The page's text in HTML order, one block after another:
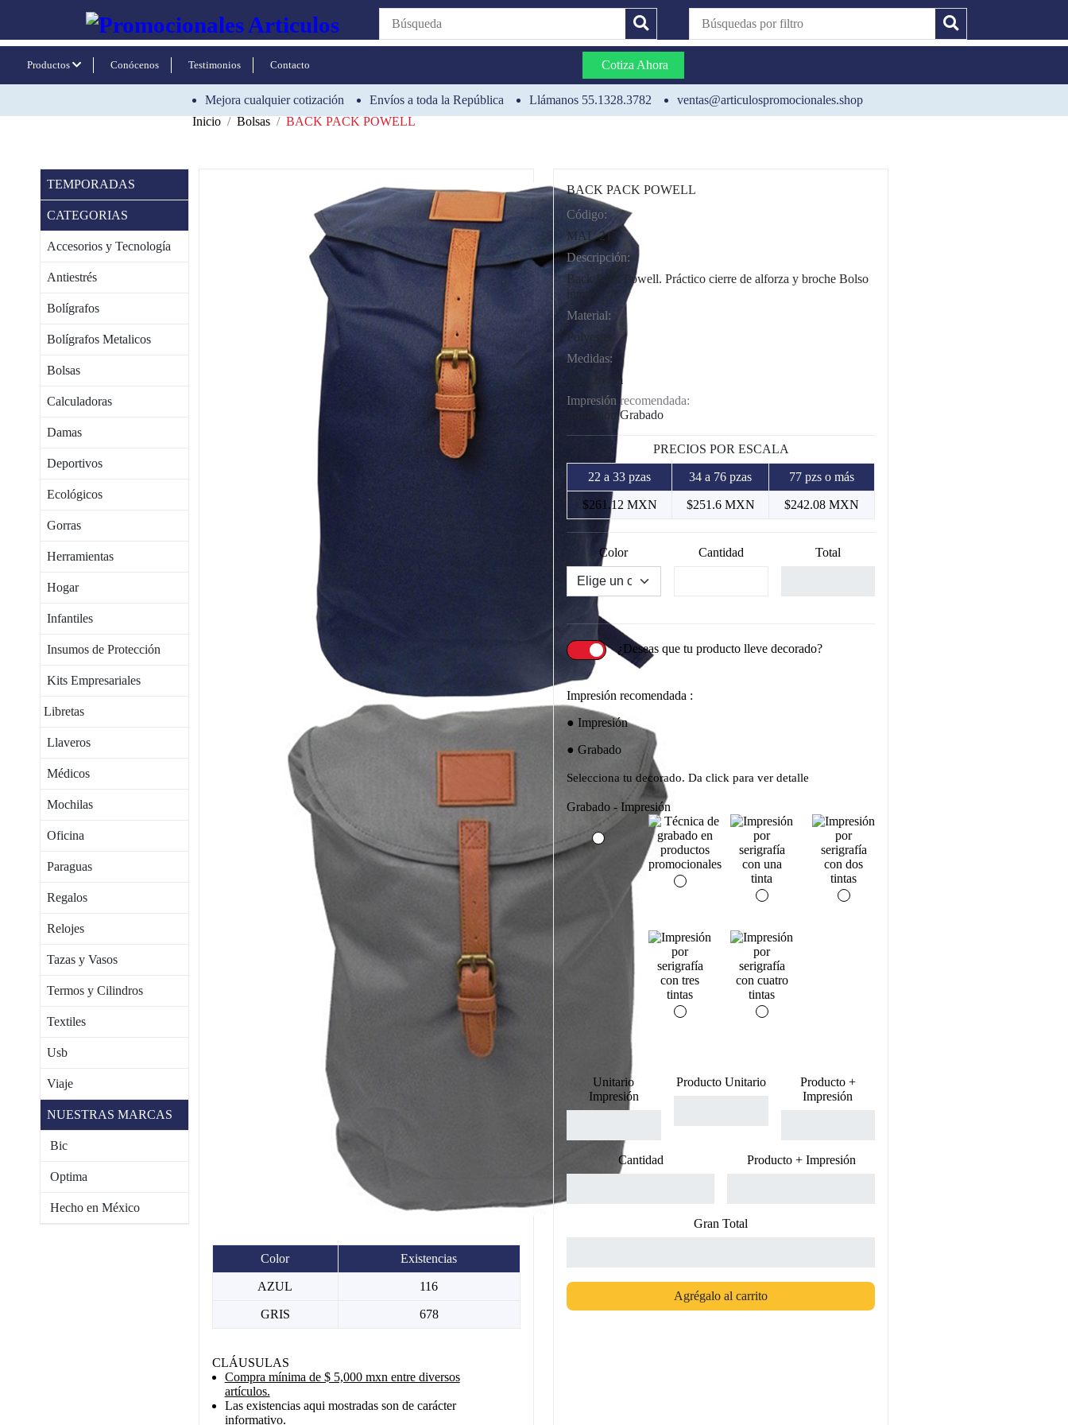
Productos Conócenos Testimonios Contacto Cotiza Ahora
Mejora cualquier cotización Envíos a toda la República Llámanos 55.1328.3782
ventas@articulospromocionales.shop
Inicio
Bolsas BACK PACK POWELL
TEMPORADAS
CATEGORIAS
Accesorios y Tecnología
Antiestrés
Bolígrafos
Bolígrafos Metalicos
Bolsas
Calculadoras
Damas
Deportivos
Ecológicos
Gorras
Herramientas
Hogar
Infantiles
Insumos de Protección
Kits Empresariales
Libretas
Llaveros
Médicos
Mochilas
Oficina
Paraguas
Regalos
Relojes
Tazas y Vasos
Termos y Cilindros
Textiles
Usb
Viaje
NUESTRAS MARCAS
Bic
Optima
Hecho en México
Color Existencias
AZUL 116
GRIS 678
CLÁUSULAS
Compra mínima de $ 5,000 mxn entre diversos
artículos.
Las existencias aqui mostradas son de carácter
informativo.
BACK PACK POWELL
Código: CAT0012
MAL-213
Descripción:
Back Pack Powell. Práctico cierre de alforza y broche Bolso
interior.
Material:
Polyester
Medidas:
45 x 26 cm
Impresión recomendada:
Impresión Grabado
PRECIOS POR ESCALA
22 a 33 pzas 34 a 76 pzas 77 pzs o más
$261.12 MXN $251.6 MXN $242.08 MXN
Color Cantidad Total
¿Deseas que tu producto lleve decorado?
Impresión recomendada :
Impresión
Grabado
Selecciona tu decorado. Da click para ver detalle
Grabado - Impresión
Unitario
Impresión
Producto Unitario
Producto +
Impresión
Cantidad Producto + Impresión
Gran Total
Agrégalo al carrito